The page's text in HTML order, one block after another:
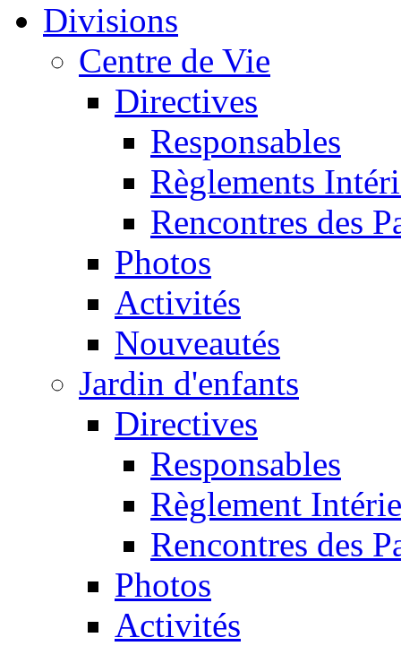
Divisions
Centre de Vie
Directives
Responsables
Règlements
Rencontres des
Photos
Activités
Nouveautés
Jardin d'enfants
Directives
Responsables
Règlement
Rencontres des
Photos
Activités